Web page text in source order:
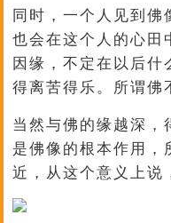
同时，一个人见到佛
也会在这个人的心田
因缘，不定在以后什
得离苦得乐。所谓佛
当然与佛的缘越深，
是佛像的根本作用，
近，从这个意义上说